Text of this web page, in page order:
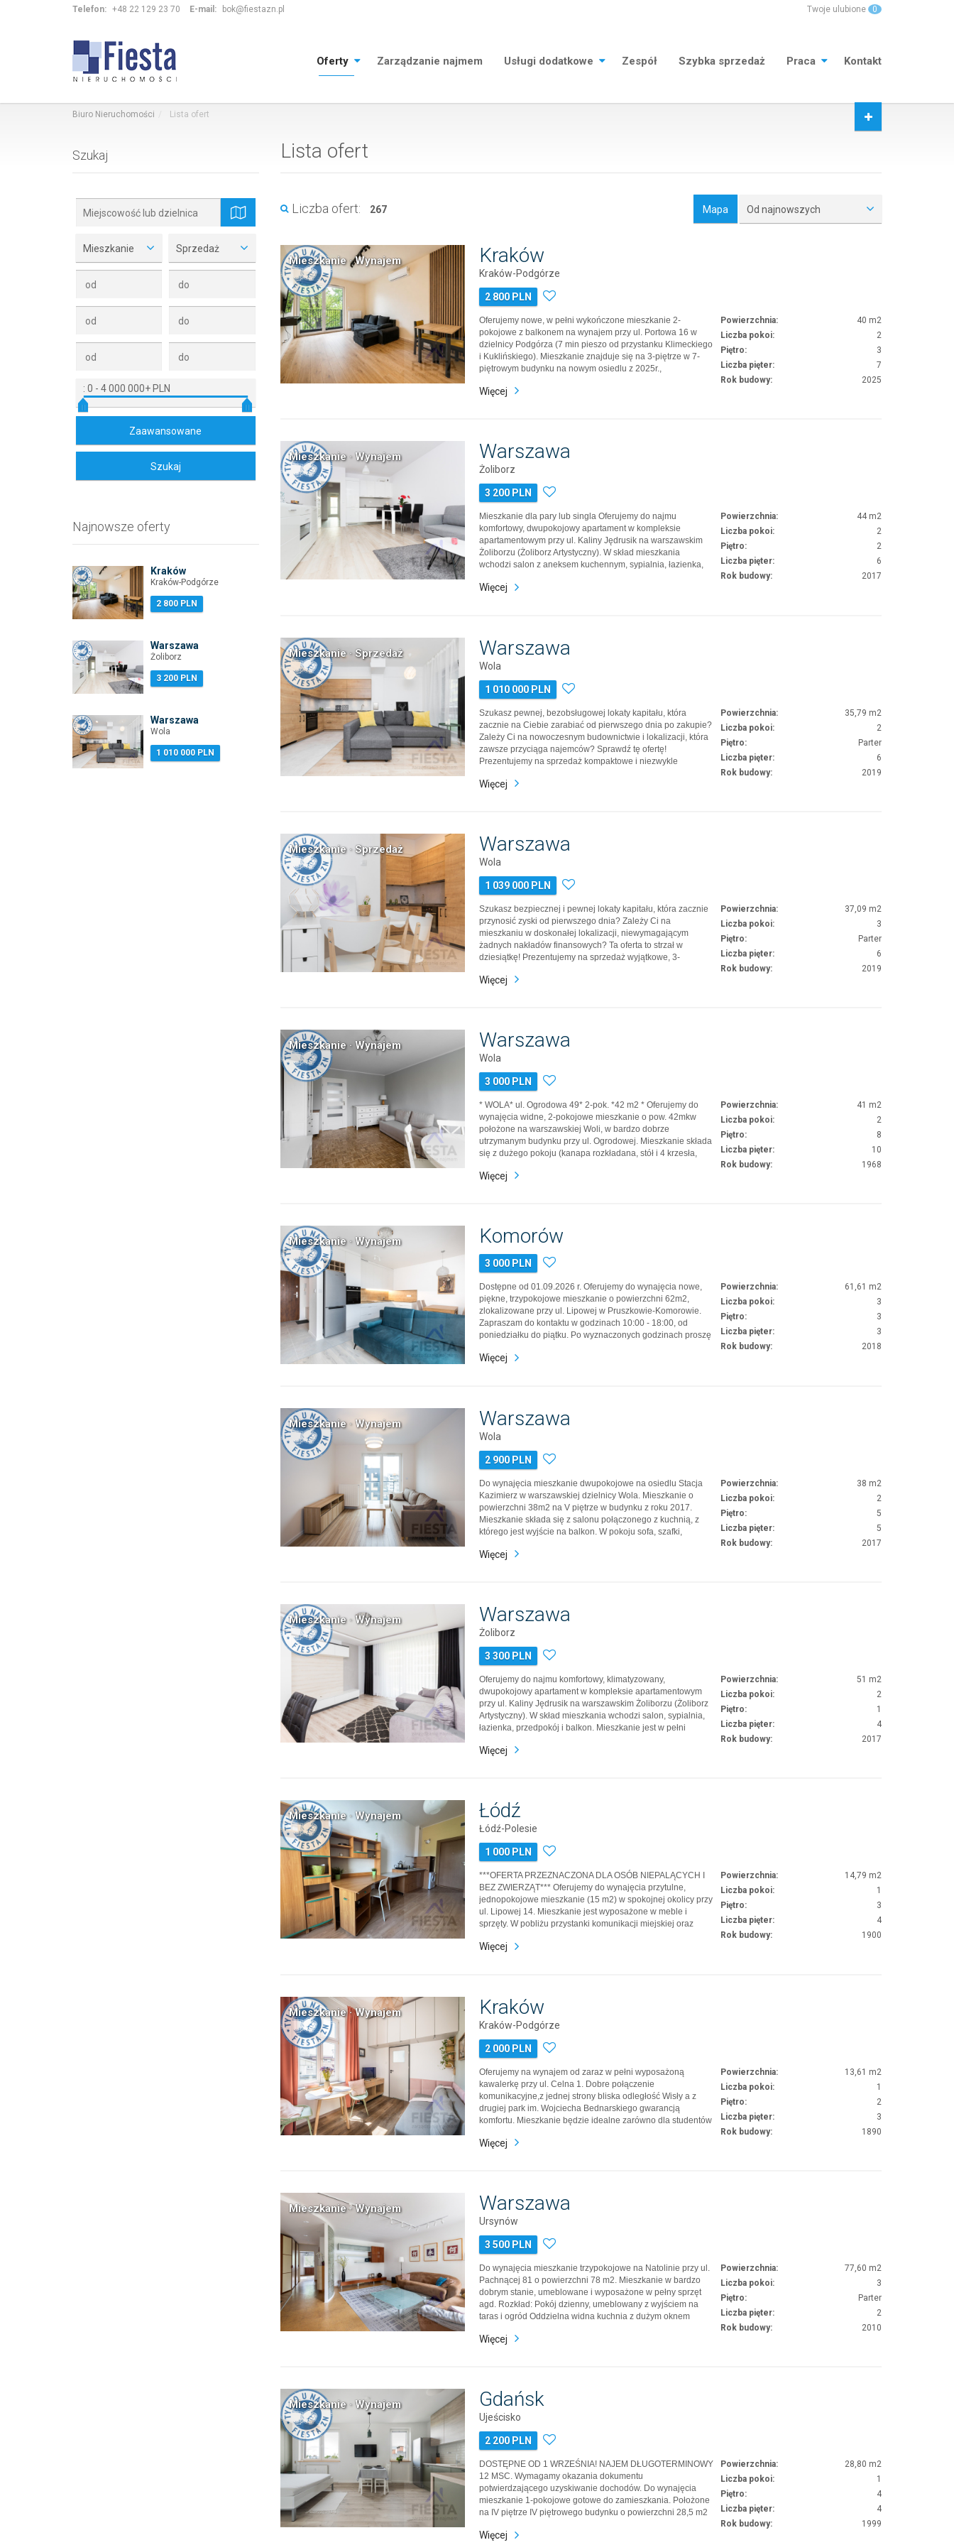
Telefon: +48 22 129 23 70 E-mail: bok@fiestazn.pl Twoje ulubione 0
Oferty Zarządzanie najmem Usługi dodatkowe Zespół Szybka sprzedaż Praca Kontakt
Biuro Nieruchomości Lista ofert
Szukaj
Mieszkanie Sprzedaż
: 0 - 4 000 000+ PLN
Najnowsze oferty
Kraków
Kraków-Podgórze
2 800 PLN
Warszawa
Żoliborz
3 200 PLN
Warszawa
Wola
1 010 000 PLN
Lista ofert
Liczba ofert: 267 Mapa Od najnowszych
Mieszkanie · Wynajem Kraków
Kraków-Podgórze
2 800 PLN
Oferujemy nowe, w pełni wykończone mieszkanie 2-
pokojowe z balkonem na wynajem przy ul. Portowa 16 w
dzielnicy Podgórza (7 min pieszo od przystanku Klimeckiego
i Kuklińskiego). Mieszkanie znajduje się na 3-piętrze w 7-
piętrowym budynku na nowym osiedlu z 2025r.,
okolicy znajdują się siedziby wielu firm oraz uczelni
Powierzchnia:
40 m2
Liczba pokoi:
2
Piętro:
3
Liczba pięter:
7
Rok budowy:
2025
Więcej
Mieszkanie · Wynajem Warszawa
Żoliborz
3 200 PLN
Mieszkanie dla pary lub singla Oferujemy do najmu
komfortowy, dwupokojowy apartament w kompleksie
apartamentowym przy ul. Kaliny Jędrusik na warszawskim
Żoliborzu (Żoliborz Artystyczny). W skład mieszkania
wchodzi salon z aneksem kuchennym, sypialnia, łazienka,
wyposażone w sprzęt RTV i AGD. Do mieszkania przynależy
Powierzchnia:
44 m2
Liczba pokoi:
2
Piętro:
2
Liczba pięter:
6
Rok budowy:
2017
Więcej
Mieszkanie · Sprzedaż Warszawa
Wola
1 010 000 PLN
Szukasz pewnej, bezobsługowej lokaty kapitału, która
zacznie na Ciebie zarabiać od pierwszego dnia po zakupie?
Zależy Ci na nowoczesnym budownictwie i lokalizacji, która
zawsze przyciąga najemców? Sprawdź tę ofertę!
Prezentujemy na sprzedaż kompaktowe i niezwykle
mkw, usytuowane na parterze w nowoczesnym
Powierzchnia:
35,79 m2
Liczba pokoi:
2
Piętro:
Parter
Liczba pięter:
6
Rok budowy:
2019
Więcej
Mieszkanie · Sprzedaż Warszawa
Wola
1 039 000 PLN
Szukasz bezpiecznej i pewnej lokaty kapitału, która zacznie
przynosić zyski od pierwszego dnia? Zależy Ci na
mieszkaniu w doskonałej lokalizacji, niewymagającym
żadnych nakładów finansowych? Ta oferta to strzał w
dziesiątkę! Prezentujemy na sprzedaż wyjątkowe, 3-
nowoczesnym apartamentowcu z 2019 roku. DOSKONAŁA
Powierzchnia:
37,09 m2
Liczba pokoi:
3
Piętro:
Parter
Liczba pięter:
6
Rok budowy:
2019
Więcej
Mieszkanie · Wynajem Warszawa
Wola
3 000 PLN
* WOLA* ul. Ogrodowa 49* 2-pok. *42 m2 * Oferujemy do
wynajęcia widne, 2-pokojowe mieszkanie o pow. 42mkw
położone na warszawskiej Woli, w bardzo dobrze
utrzymanym budynku przy ul. Ogrodowej. Mieszkanie składa
się z dużego pokoju (kanapa rozkładana, stół i 4 krzesła,
(meble w zabudowie kuchennej, zmywarka, płyta gazowa,
Powierzchnia:
41 m2
Liczba pokoi:
2
Piętro:
8
Liczba pięter:
10
Rok budowy:
1968
Więcej
Mieszkanie · Wynajem Komorów
3 000 PLN
Dostępne od 01.09.2026 r. Oferujemy do wynajęcia nowe,
piękne, trzypokojowe mieszkanie o powierzchni 62m2,
zlokalizowane przy ul. Lipowej w Pruszkowie-Komorowie.
Zapraszam do kontaktu w godzinach 10:00 - 18:00, od
poniedziałku do piątku. Po wyznaczonych godzinach proszę
na 2 piętrze składa się z salonu z aneksem kuchennym, 2
Powierzchnia:
61,61 m2
Liczba pokoi:
3
Piętro:
3
Liczba pięter:
3
Rok budowy:
2018
Więcej
Mieszkanie · Wynajem Warszawa
Wola
2 900 PLN
Do wynajęcia mieszkanie dwupokojowe na osiedlu Stacja
Kazimierz w warszawskiej dzielnicy Wola. Mieszkanie o
powierzchni 38m2 na V piętrze w budynku z roku 2017.
Mieszkanie składa się z salonu połączonego z kuchnią, z
którego jest wyjście na balkon. W pokoju sofa, szafki,
zmywarka, płyta, okap). Sypialnia ok. 10m2 z szafą i łóżkiem
Powierzchnia:
38 m2
Liczba pokoi:
2
Piętro:
5
Liczba pięter:
5
Rok budowy:
2017
Więcej
Mieszkanie · Wynajem Warszawa
Żoliborz
3 300 PLN
Oferujemy do najmu komfortowy, klimatyzowany,
dwupokojowy apartament w kompleksie apartamentowym
przy ul. Kaliny Jędrusik na warszawskim Żoliborzu (Żoliborz
Artystyczny). W skład mieszkania wchodzi salon, sypialnia,
łazienka, przedpokój i balkon. Mieszkanie jest w pełni
mieszkania przynależy miejsce parkingowe w podziemnym
Powierzchnia:
51 m2
Liczba pokoi:
2
Piętro:
1
Liczba pięter:
4
Rok budowy:
2017
Więcej
Mieszkanie · Wynajem Łódź
Łódź-Polesie
1 000 PLN
***OFERTA PRZEZNACZONA DLA OSÓB NIEPALĄCYCH I
BEZ ZWIERZĄT*** Oferujemy do wynajęcia przytulne,
jednopokojowe mieszkanie (15 m2) w spokojnej okolicy przy
ul. Lipowej 14. Mieszkanie jest wyposażone w meble i
sprzęty. W pobliżu przystanki komunikacji miejskiej oraz
nadaje się dla singla lub pracującej pary. Czynsz najmu
Powierzchnia:
14,79 m2
Liczba pokoi:
1
Piętro:
3
Liczba pięter:
4
Rok budowy:
1900
Więcej
Mieszkanie · Wynajem Kraków
Kraków-Podgórze
2 000 PLN
Oferujemy na wynajem od zaraz w pełni wyposażoną
kawalerkę przy ul. Celna 1. Dobre połączenie
komunikacyjne,z jednej strony bliska odległość Wisły a z
drugiej park im. Wojciecha Bednarskiego gwarancją
komfortu. Mieszkanie będzie idealne zarówno dla studentów
powierzchni 13,61 m2 składa się z: - pokoju wyposażonego
Powierzchnia:
13,61 m2
Liczba pokoi:
1
Piętro:
2
Liczba pięter:
3
Rok budowy:
1890
Więcej
Mieszkanie · Wynajem Warszawa
Ursynów
3 500 PLN
Do wynajęcia mieszkanie trzypokojowe na Natolinie przy ul.
Pachnącej 81 o powierzchni 78 m2. Mieszkanie w bardzo
dobrym stanie, umeblowane i wyposażone w pełny sprzęt
agd. Rozkład: Pokój dzienny, umeblowany z wyjściem na
taras i ogród Oddzielna widna kuchnia z dużym oknem
pojemymi szafami Łazienka wyposarzona w prysznic oraz
Powierzchnia:
77,60 m2
Liczba pokoi:
3
Piętro:
Parter
Liczba pięter:
2
Rok budowy:
2010
Więcej
Mieszkanie · Wynajem Gdańsk
Ujeścisko
2 200 PLN
DOSTĘPNE OD 1 WRZEŚNIA! NAJEM DŁUGOTERMINOWY
12 MSC. Wymagamy okazania dokumentu
potwierdzającego uzyskiwanie dochodów. Do wynajęcia
mieszkanie 1-pokojowe gotowe do zamieszkania. Położone
na IV piętrze IV piętrowego budynku o powierzchni 28,5 m2
zadbane. Wyposażenie lokalu: w pokoju dziennym duża
Powierzchnia:
28,80 m2
Liczba pokoi:
1
Piętro:
4
Liczba pięter:
4
Rok budowy:
1999
Więcej